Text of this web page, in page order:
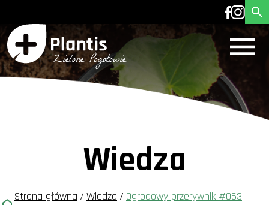
Wiedza
Strona główna / Wiedza / Ogrodowy przerywnik #063